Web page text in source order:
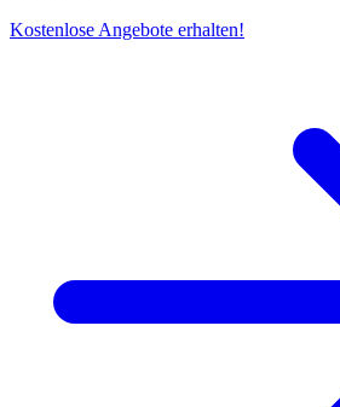
Kostenlose Angebote erhalten!